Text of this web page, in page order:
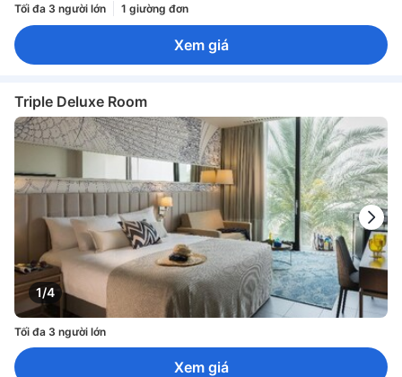
Tối đa 3 người lớn 1 giường đơn
Xem giá
Triple Deluxe Room
1/4
Tối đa 3 người lớn
Xem giá